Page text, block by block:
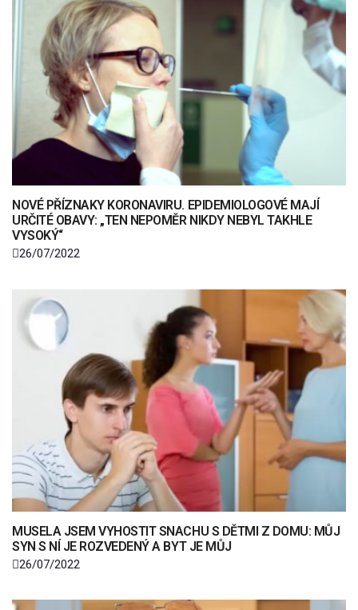
NOVÉ PŘÍZNAKY KORONAVIRU. EPIDEMIOLOGOVÉ MAJÍ
URČITÉ OBAVY: „TEN NEPOMĚR NIKDY NEBYL TAKHLE
VYSOKÝ“
26/07/2022
MUSELA JSEM VYHOSTIT SNACHU S DĚTMI Z DOMU: MŮJ
SYN S NÍ JE ROZVEDENÝ A BYT JE MŮJ
26/07/2022